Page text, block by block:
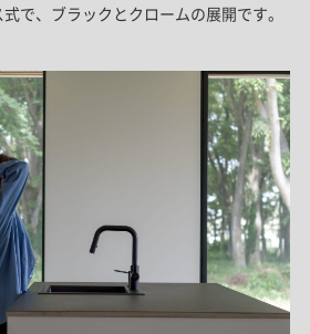
で、ブラックとクロームの展開です。